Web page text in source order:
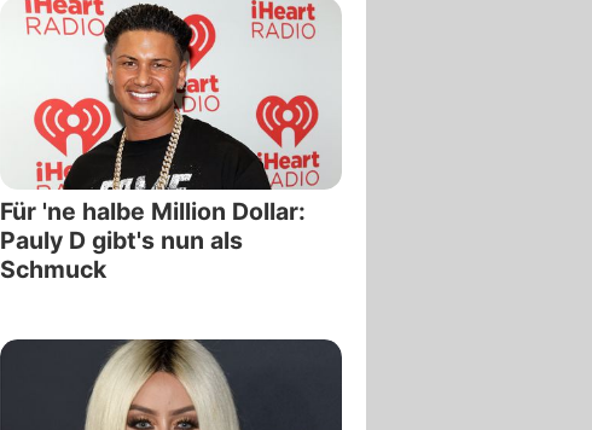
Für 'ne halbe Million Dollar:
Pauly D gibt's nun als
Schmuck